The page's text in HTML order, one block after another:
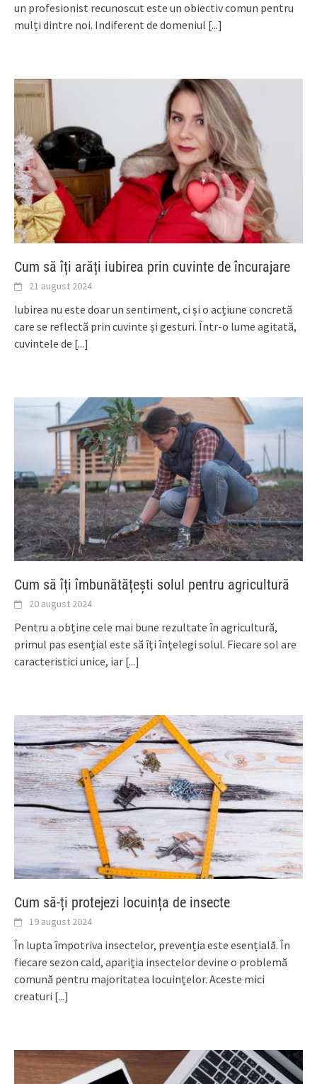
un profesionist recunoscut este un obiectiv comun pentru
mulți dintre noi. Indiferent de domeniul [...]
Cum să îți arăți iubirea prin cuvinte de încurajare
21 august 2024
Iubirea nu este doar un sentiment, ci și o acțiune concretă
care se reflectă prin cuvinte și gesturi. Într-o lume agitată,
cuvintele de [...]
Cum să îți îmbunătățești solul pentru agricultură
20 august 2024
Pentru a obține cele mai bune rezultate în agricultură,
primul pas esențial este să îți înțelegi solul. Fiecare sol are
caracteristici unice, iar [...]
Cum să-ți protejezi locuința de insecte
19 august 2024
În lupta împotriva insectelor, prevenția este esențială. În
fiecare sezon cald, apariția insectelor devine o problemă
comună pentru majoritatea locuințelor. Aceste mici
creaturi [...]